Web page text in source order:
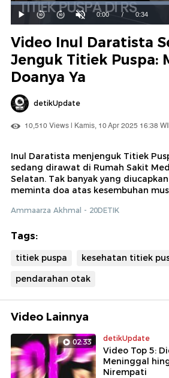
Mainkan
Suara
Hidup
Waktu
ini
0:00 / Durasi
0:34
Dimuat:
100.00%
Video Inul Daratista
Jenguk Titiek Puspa:
Doanya Ya
detikUpdate
10,510 Views | Kamis, 10 Apr 2025 16:38
Inul Daratista menjenguk Titiek
sedang dirawat di Rumah Sakit
Selatan. Tak banyak yang
meminta doa atas kesembuhan
Ammaarza Akhmal - 20DETIK
Tags:
titiek puspa
kesehatan titiek
pendarahan otak
Video Lainnya
02:33 detikUpdate
Video Top 5:
Meninggal
Nirempati